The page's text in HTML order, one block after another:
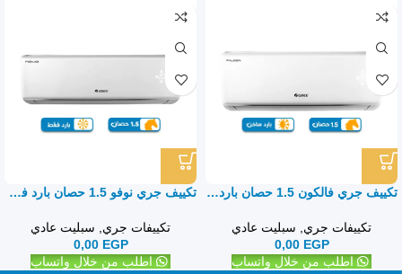
تكييف جري فالكون 1.5 حصان بارد ساخن – سبليت
تكييفات جري, سبليت عادي
0,00 EGP
اطلب من خلال واتساب
تكييف جري نوفو 1.5 حصان بارد فقط – سبليت
تكييفات جري, سبليت عادي
0,00 EGP
اطلب من خلال واتساب